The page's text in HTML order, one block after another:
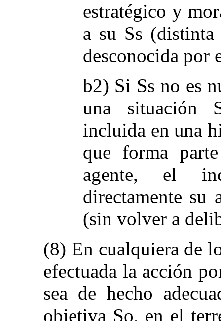
estratégico y
a su Ss
desconocida por
b2) Si Ss no es
una situación
incluida en una
que forma
agente, el
directamente su
(sin volver a
(8) En cualquiera de
efectuada la acción
sea de hecho
objetiva So, en el